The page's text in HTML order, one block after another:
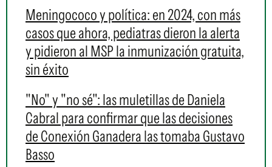
Meningococo y política: en 2024, con más
casos que ahora, pediatras dieron la alerta
y pidieron al MSP la inmunización gratuita,
sin éxito
"No" y "no sé": las muletillas de Daniela
Cabral para confirmar que las decisiones
de Conexión Ganadera las tomaba Gustavo
Basso